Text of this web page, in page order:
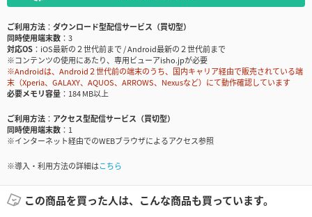
ご利用方法
ダウンロード型配信サービス（買切型）
同時使用端末数
3
対応OS
iOS最新の２世代前まで / Android最新の２世代前まで
※コンテンツの使用にあたり、専用ビューアisho.jpが必要
※Androidは、Android２世代前の端末のうち、国内キャリア経由で販売されている端
末（Xperia、GALAXY、AQUOS、ARROWS、Nexusなど）にて動作確認しています
必要メモリ容量
184 MB以上
ご利用方法
アクセス型配信サービス（買切型）
同時使用端末数
1
※インターネット経由でのWEBブラウザによるアクセス参照
※導入・利用方法の詳細はこちら
この商品を買った人は、こんな商品も買っています。